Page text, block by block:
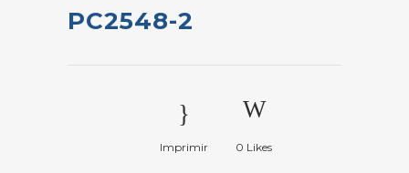
PC2548-2
Imprimir 0 Likes